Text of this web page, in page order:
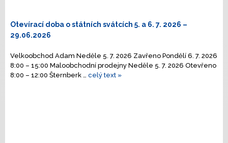
Otevírací doba o státních svátcích 5. a 6. 7. 2026 –
29.06.2026
Velkoobchod Adam Neděle 5. 7. 2026 Zavřeno Pondělí 6. 7. 2026
8:00 – 15:00 Maloobchodní prodejny Neděle 5. 7. 2026 Otevřeno
8:00 – 12:00 Šternberk … celý text »